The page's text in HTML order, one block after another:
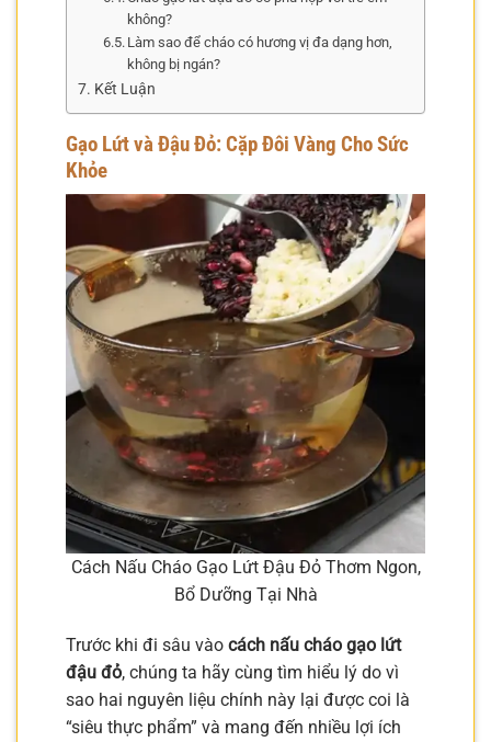
không?
Làm sao để cháo có hương vị đa dạng hơn,
không bị ngán?
Kết Luận
Gạo Lứt và Đậu Đỏ: Cặp Đôi Vàng Cho Sức
Khỏe
Cách Nấu Cháo Gạo Lứt Đậu Đỏ Thơm Ngon,
Bổ Dưỡng Tại Nhà
Trước khi đi sâu vào cách nấu cháo gạo lứt
đậu đỏ, chúng ta hãy cùng tìm hiểu lý do vì
sao hai nguyên liệu chính này lại được coi là
“siêu thực phẩm” và mang đến nhiều lợi ích